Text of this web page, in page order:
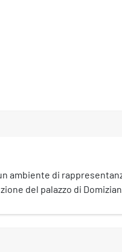
ambiente di
del palazzo di
alcuni nel tempio
si calcola che ricoprisse